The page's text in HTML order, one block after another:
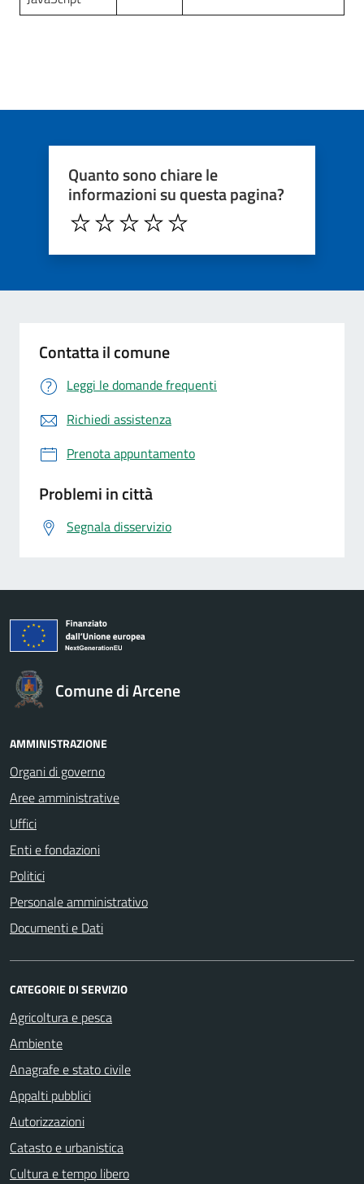
Quanto sono chiare le
informazioni su questa pagina?
Contatta il comune
Leggi le domande frequenti
Richiedi assistenza
Prenota appuntamento
Problemi in città
Segnala disservizio
Comune di Arcene
AMMINISTRAZIONE
Organi di governo
Aree amministrative
Uffici
Enti e fondazioni
Politici
Personale amministrativo
Documenti e Dati
CATEGORIE DI SERVIZIO
Agricoltura e pesca
Ambiente
Anagrafe e stato civile
Appalti pubblici
Autorizzazioni
Catasto e urbanistica
Cultura e tempo libero